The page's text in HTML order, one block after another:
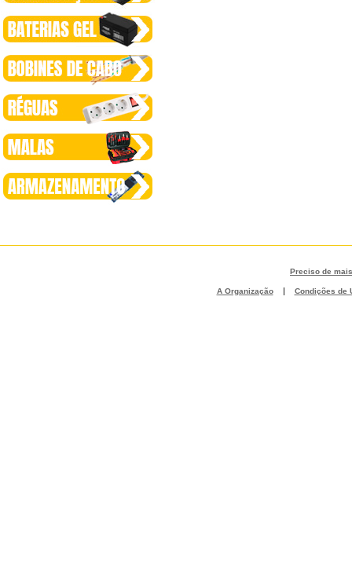
Preciso de
A Organização | Condições de